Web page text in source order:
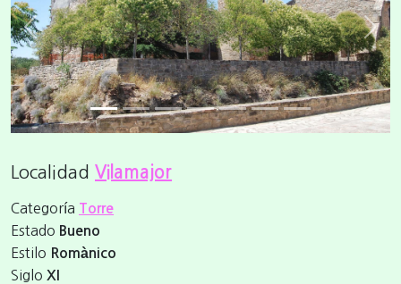
Previous Next
Localidad Vilamajor
Categoría Torre
Estado Bueno
Estilo Romànico
Siglo XI